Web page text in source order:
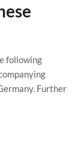
following
Further